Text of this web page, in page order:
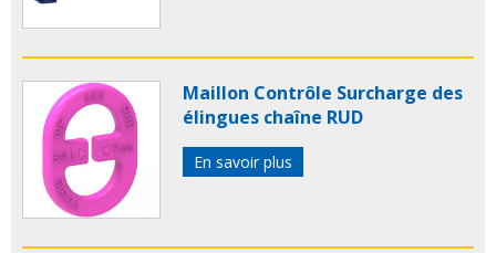
Maillon Contrôle Surcharge des
élingues chaîne RUD
En savoir plus